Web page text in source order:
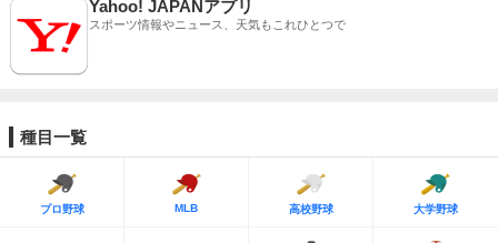
Yahoo! JAPANアプリ
スポーツ情報やニュース、天気もこれひとつで
種目一覧
プロ野球 MLB 高校野球 大学野球